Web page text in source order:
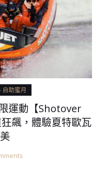
助蜜月
運動【Shotover
飆，體驗夏特歐瓦